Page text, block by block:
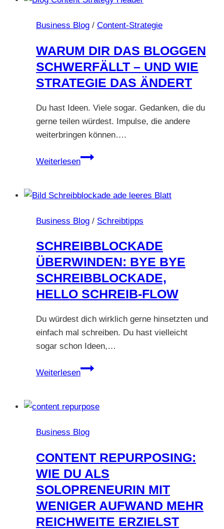
Business Blog / Content-Strategie
WARUM DIR DAS BLOGGEN
SCHWERFÄLLT – UND WIE
STRATEGIE DAS ÄNDERT
Du hast Ideen. Viele sogar. Gedanken, die du
gerne teilen würdest. Impulse, die andere
weiterbringen können….
Weiterlesen
Warum
Bloggen
–
wie
Strategie
das
ändert
Business Blog / Schreibtipps
SCHREIBBLOCKADE
ÜBERWINDEN: BYE BYE
SCHREIBBLOCKADE,
HELLO SCHREIB-FLOW
Du würdest dich wirklich gerne hinsetzten und
einfach mal schreiben. Du hast vielleicht
sogar schon Ideen,…
Weiterlesen
Schreibblockade
bye
hello
Flow
Business Blog
CONTENT REPURPOSING:
WIE DU ALS
SOLOPRENEURIN MIT
WENIGER AUFWAND MEHR
REICHWEITE ERZIELST